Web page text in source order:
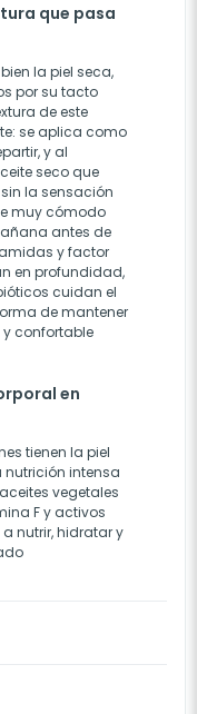
que pasa
la piel seca,
por su tacto
de este
se aplica como
y al
seco que
la sensación
muy cómodo
antes de
y factor
en profundidad,
cuidan el
de mantener
confortable
en
tienen la piel
intensa
vegetales
F y activos
nutrir, hidratar y